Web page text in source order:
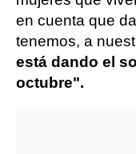
en cuenta que
tenemos, a
está dando el
octubre".